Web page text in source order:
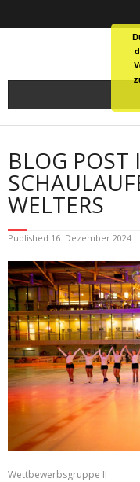
BLOG POST
WELTERS
Published 16. Dezember 2024
Wettbewerbsgruppe II